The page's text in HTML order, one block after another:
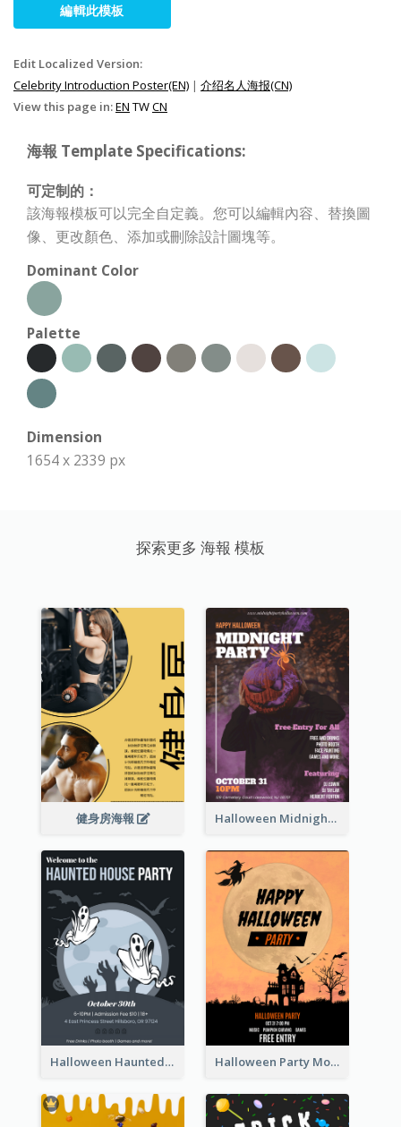
編輯此模板
Edit Localized Version:
Celebrity Introduction Poster(EN) | 介绍名人海报(CN)
View this page in:EN TWCN
海報 Template Specifications:
可定制的：
該海報模板可以完全自定義。您可以編輯內容、替換圖
像、更改顏色、添加或刪除設計圖塊等。
Dominant Color
Palette
Dimension
1654 x 2339 px
探索更多 海報 模板
健身房海報 Halloween Midnight Party Poster
Halloween Haunted House Party Poster Halloween Party Moon Photo Poster